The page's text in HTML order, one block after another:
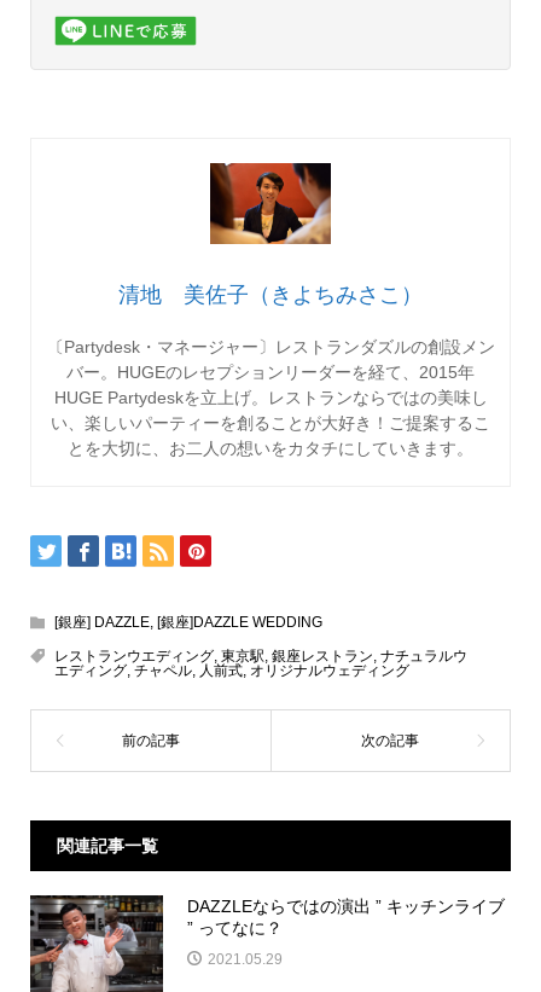
清地 美佐子（きよちみさこ）
〔Partydesk・マネージャー〕レストランダズルの創設メン
バー。HUGEのレセプションリーダーを経て、2015年
HUGE Partydeskを立上げ。レストランならではの美味し
い、楽しいパーティーを創ることが大好き！ご提案するこ
とを大切に、お二人の想いをカタチにしていきます。
[銀座] DAZZLE, [銀座]DAZZLE WEDDING
レストランウエディング, 東京駅, 銀座レストラン, ナチュラルウ
エディング, チャペル, 人前式, オリジナルウェディング
関連記事一覧
DAZZLEならではの演出 ” キッチンライブ
” ってなに？
2021.05.29